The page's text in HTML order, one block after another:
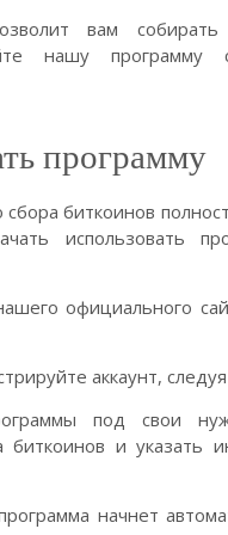
вам
нашу программу
программу
биткоинов
использовать
официального
аккаунт,
под свои
и указать
начнет